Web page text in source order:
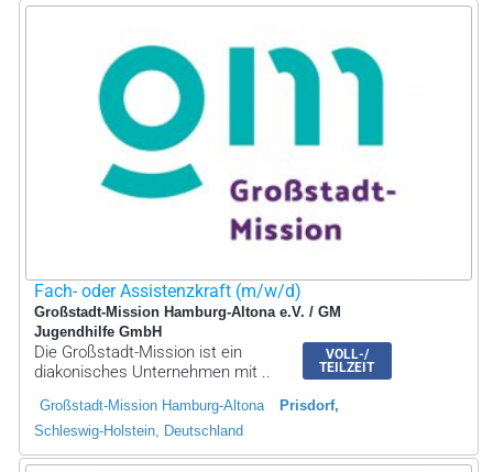
Fach- oder Assistenzkraft (m/w/d)
Großstadt-Mission Hamburg-Altona e.V. / GM
Jugendhilfe GmbH
VOLL-/
TEILZEIT
Die Großstadt-Mission ist ein
diakonisches Unternehmen mit ..
Großstadt-Mission Hamburg-Altona
Prisdorf
Schleswig-Holstein, Deutschland